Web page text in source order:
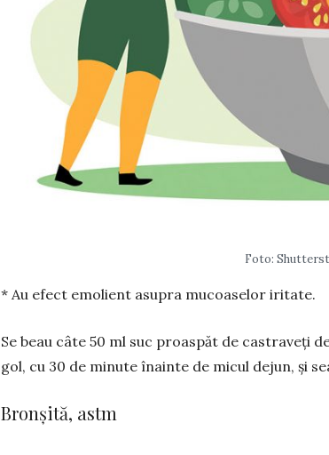
Foto:
* Au efect emolient asupra mucoaselor iritate.
Se beau câte 50 ml suc proaspăt de cas­traveți
gol, cu 30 de minute înainte de micul de­jun, și
Bronșită, astm